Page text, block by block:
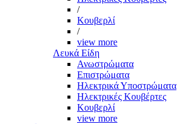
/
Κουβερλί
/
view more
Λευκά Είδη
Ανωστρώματα
Επιστρώματα
Ηλεκτρικά Υποστρώματα
Ηλεκτρικές Κουβέρτες
Κουβερλί
view more